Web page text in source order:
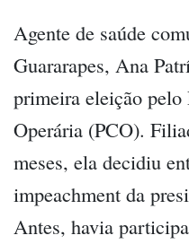
Agente de saúde
Guararapes, Ana
primeira eleição pelo
Operária (PCO).
meses, ela decidiu
impeachment da
Antes, havia